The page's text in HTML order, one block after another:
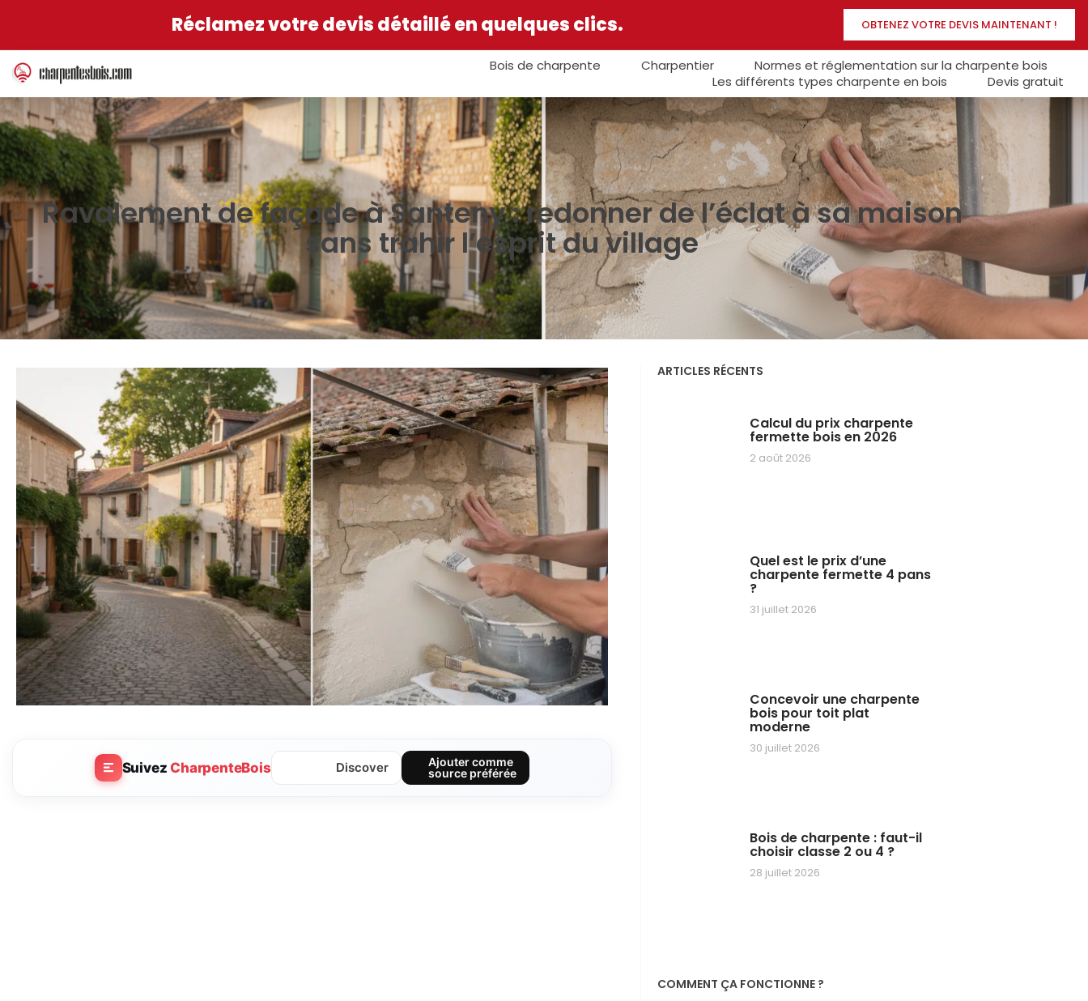
Réclamez votre devis détaillé en quelques clics. OBTENEZ VOTRE DEVIS MAINTENANT !
Bois de charpente Charpentier
Normes et réglementation sur la charpente bois
Les différents types charpente en bois
Devis gratuit
Ravalement de façade à Santeny : redonner de l’éclat à sa maison
sans trahir l’esprit du village
SuivezCharpenteBois Discover
Ajouter comme
source préférée
ARTICLES RÉCENTS
Calcul du prix charpente
fermette bois en 2026
2 août 2026
Quel est le prix d’une
charpente fermette 4 pans
?
31 juillet 2026
Concevoir une charpente
bois pour toit plat
moderne
30 juillet 2026
Bois de charpente : faut-il
choisir classe 2 ou 4 ?
28 juillet 2026
COMMENT ÇA FONCTIONNE ?